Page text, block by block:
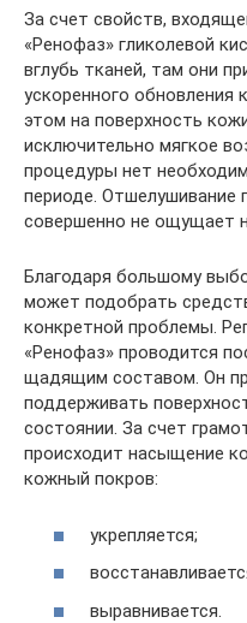
За счет свойств,
«Ренофаз» гликолевой
вглубь тканей, там они
ускоренного обновления
этом на поверхность
исключительно мягкое
процедуры нет
периоде. Отшелушивание
совершенно не ощущает
Благодаря большому
может подобрать
конкретной проблемы.
«Ренофаз» проводится
щадящим составом. Он
поддерживать
состоянии. За счет
происходит насыщение
кожный покров:
укрепляется;
выравнивается.